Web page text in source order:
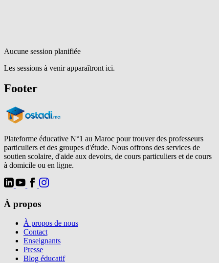
Aucune session planifiée
Les sessions à venir apparaîtront ici.
Footer
Plateforme éducative N°1 au Maroc pour trouver des professeurs
particuliers et des groupes d'étude. Nous offrons des services de
soutien scolaire, d'aide aux devoirs, de cours particuliers et de cours
à domicile ou en ligne.
À propos
À propos de nous
Contact
Enseignants
Presse
Blog éducatif